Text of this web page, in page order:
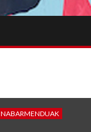
NABARMENDUAK